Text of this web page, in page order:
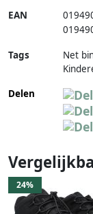
EAN
Tags
Net
Delen
24%